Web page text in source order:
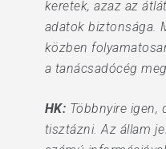
keretek, azaz az
adatok biztonsága.
közben
a tanácsadócég
HK: Többnyire igen,
tisztázni. Az állam